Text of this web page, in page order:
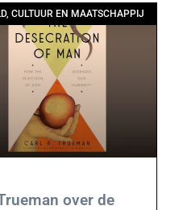
CULTUUR EN MAATSCHAPPIJ
over de